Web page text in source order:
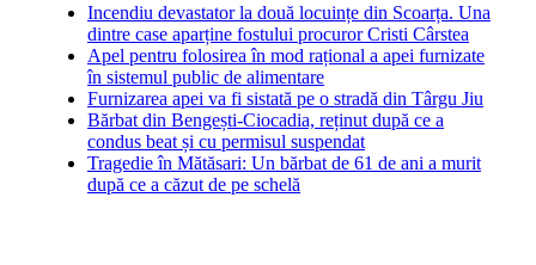
Incendiu devastator la două locuințe din Scoarța. Una
dintre case aparține fostului procuror Cristi Cârstea
Apel pentru folosirea în mod rațional a apei furnizate
în sistemul public de alimentare
Furnizarea apei va fi sistată pe o stradă din Târgu Jiu
Bărbat din Bengești-Ciocadia, reținut după ce a
condus beat și cu permisul suspendat
Tragedie în Mătăsari: Un bărbat de 61 de ani a murit
după ce a căzut de pe schelă